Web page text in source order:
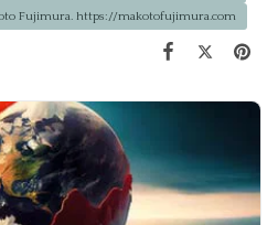
Fujimura. https://makotofujimura.com